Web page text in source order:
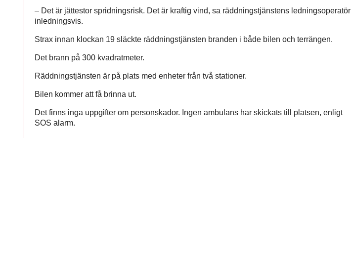
– Det är jättestor spridningsrisk. Det är kraftig vind, sa räddningstjänstens ledningsoperatör
inledningsvis.
Strax innan klockan 19 släckte räddningstjänsten branden i både bilen och terrängen.
Det brann på 300 kvadratmeter.
Räddningstjänsten är på plats med enheter från två stationer.
Bilen kommer att få brinna ut.
Det finns inga uppgifter om personskador. Ingen ambulans har skickats till platsen, enligt
SOS alarm.